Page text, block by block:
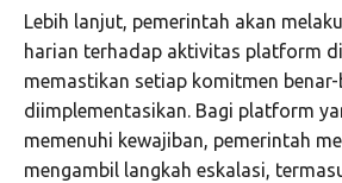
Lebih lanjut, pemerintah akan
harian terhadap aktivitas platform
memastikan setiap komitmen
diimplementasikan. Bagi platform
memenuhi kewajiban, pemerintah
mengambil langkah eskalasi,